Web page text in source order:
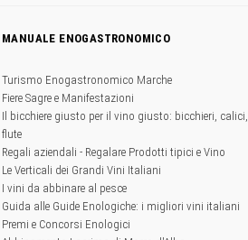
MANUALE ENOGASTRONOMICO
Turismo Enogastronomico Marche
Fiere Sagre e Manifestazioni
Il bicchiere giusto per il vino giusto: bicchieri, calici,
flute
Regali aziendali - Regalare Prodotti tipici e Vino
Le Verticali dei Grandi Vini Italiani
I vini da abbinare al pesce
Guida alle Guide Enologiche: i migliori vini italiani
Premi e Concorsi Enologici